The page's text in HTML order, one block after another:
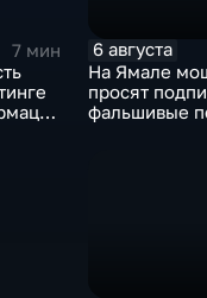
7 мин
6 августа
На Ямале
просят
фальшивые